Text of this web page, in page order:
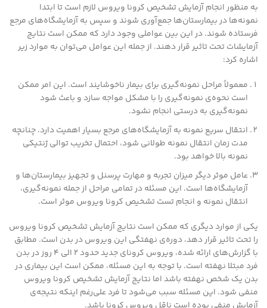
به منظور انجام آزمایش تشخیص کرونا ویروس لازم است تا ابتدا
نمونه‌ها در بیمارستان‌ها جمع‌آوری شوند و سپس به آزمایشگاه‌های مرجع
فرستاده شوند. در این بین عواملی وجود دارد که ممکن است نتایج
آزمایشات تحت تاثیر قرار دهند. از جمله این عوامل می‌توان به موارد زیر
اشاره کرد:
معمولاً مراحل نمونه‌گیری برای بیمار ناخوشایند است. این امر ممکن
است نحوه‌ی نمونه‌گیری را با مشکل مواجه سازد و باعث شود
نمونه‌گیری به درستی انجام نشود.
انتقال سریع نمونه به آزمایشگاه‌های مرجع بسیار اهمیت دارد. چنانچه
مدت زمان انتقال نمونه طولانی شود، احتمال تخریب توالی ژنتیکی
نمونه بالا خواهد بود.
عامل موثر دیگر میزان تجربه و مهارت پرسنل و تجهیز بیمارستان‌ها و
آزمایشگاه‌ها است. این مسئله در تمامی مراحل از جمله نمونه‌گیری،
انتقال نمونه و انجام تست تشخیص کرونا ویروس موثر است.
یکی از موارد دیگری که ممکن است نتایج آزمایش تشخیص کرونا ویروس
را تحت تاثیر قرار دهد، دوره‌ی نهفتگی این ویروس در بدن است. مطابق
با گزارش‌های ارائه شده، ویروس کرونای جدید حدود ۲ الی ۴ روز در بدن
فرد مبتلا نهفته است. با توجه به این مسئله، ممکن است این بیماری در
بدن یک شخص نهفته باشد اما نتایج آزمایش تشخیص کرونا ویروس
منفی شود. این مسئله سبب می‌شود تا فرد علی‌رغم اینکه نتیجه‌ی